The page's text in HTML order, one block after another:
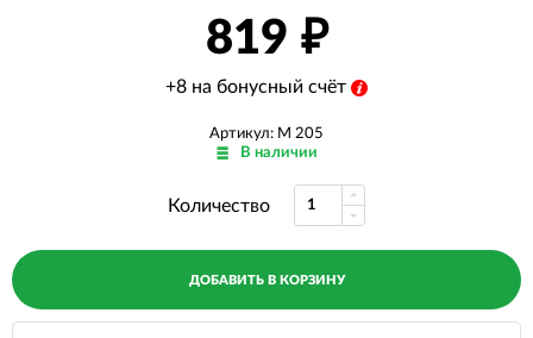
819
+8 на бонусный счёт
Артикул: M 205
В наличии
Количество
ДОБАВИТЬ В КОРЗИНУ